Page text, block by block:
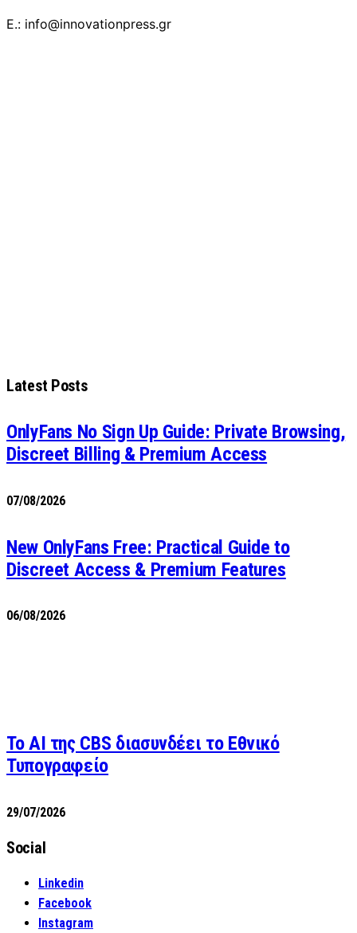
E.: info@innovationpress.gr
Latest Posts
OnlyFans No Sign Up Guide: Private Browsing,
Discreet Billing & Premium Access
07/08/2026
New OnlyFans Free: Practical Guide to
Discreet Access & Premium Features
06/08/2026
Το AI της CBS διασυνδέει το Εθνικό
Τυπογραφείο
29/07/2026
Social
Linkedin
Facebook
Instagram